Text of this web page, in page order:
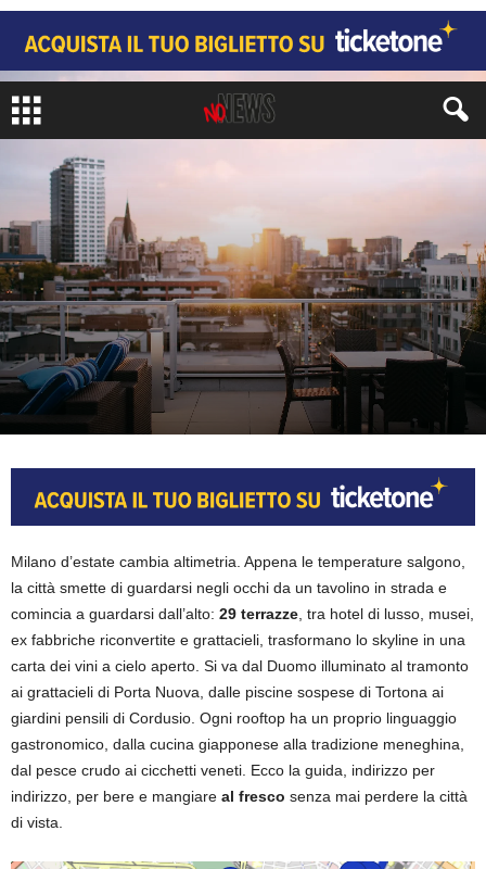
GASTRO MILANO MAPPE DEL GUSTO
Milano d’estate cambia altimetria. Appena le temperature salgono,
la città smette di guardarsi negli occhi da un tavolino in strada e
comincia a guardarsi dall’alto: 29 terrazze , tra hotel di lusso, musei,
ex fabbriche riconvertite e grattacieli, trasformano lo skyline in una
carta dei vini a cielo aperto. Si va dal Duomo illuminato al tramonto
ai grattacieli di Porta Nuova, dalle piscine sospese di Tortona ai
giardini pensili di Cordusio. Ogni rooftop ha un proprio linguaggio
gastronomico, dalla cucina giapponese alla tradizione meneghina,
dal pesce crudo ai cicchetti veneti. Ecco la guida, indirizzo per
indirizzo, per bere e mangiare al fresco senza mai perdere la città
di vista.